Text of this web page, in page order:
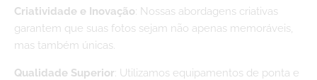
Criatividade e Inovação: Nossas abordagens criativas
garantem que suas fotos sejam não apenas memoráveis,
mas também únicas.
Qualidade Superior: Utilizamos equipamentos de ponta e